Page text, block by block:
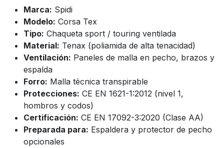
Marca: Spidi
Modelo: Corsa Tex
Tipo: Chaqueta sport / touring ventilada
Material: Tenax (poliamida de alta tenacidad)
Ventilación: Paneles de malla en pecho, brazos y
espalda
Forro: Malla técnica transpirable
Protecciones: CE EN 1621-1:2012 (nivel 1,
hombros y codos)
Certificación: CE EN 17092-3:2020 (Clase AA)
Preparada para: Espaldera y protector de pecho
opcionales